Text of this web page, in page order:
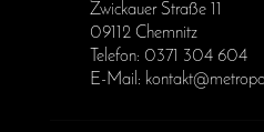
Zwickauer Straße 11
09112 Chemnitz
Telefon: 0371 304 604
E-Mail: